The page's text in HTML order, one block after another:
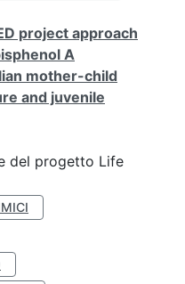
project approach
A
mother-child
and juvenile
del progetto Life